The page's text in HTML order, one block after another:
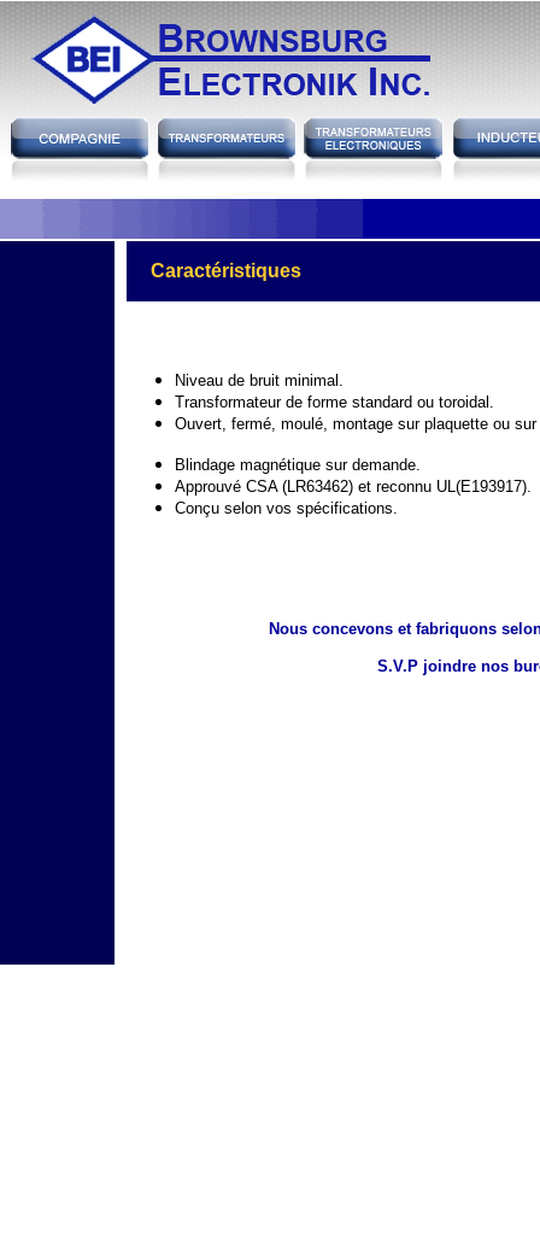
Caractéristiques
Niveau de bruit minimal.
Transformateur de forme standard ou toroidal.
Ouvert, fermé, moulé, montage sur plaquette ou
Blindage magnétique sur demande.
Approuvé CSA (LR63462) et reconnu UL(E193917).
Conçu selon vos spécifications.
Nous concevons et fabriquons
S.V.P joindre nos